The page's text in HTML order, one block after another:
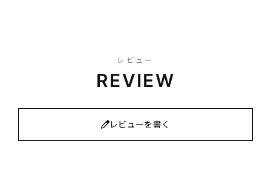
レビュー
REVIEW
レビューを書く